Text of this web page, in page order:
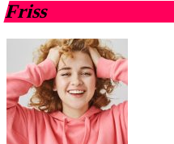
Friss